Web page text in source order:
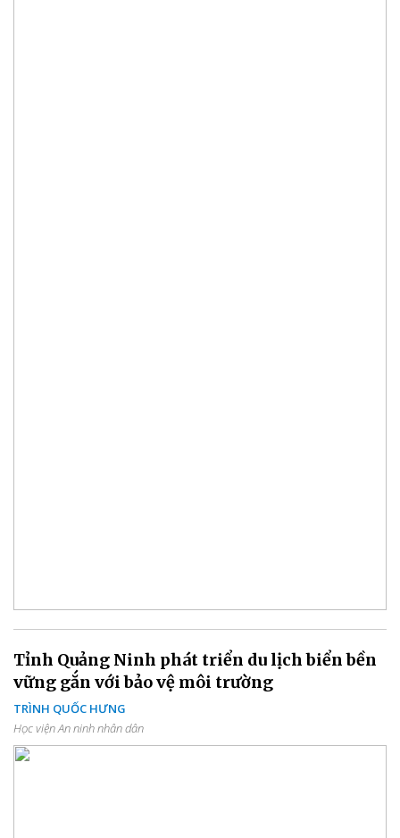
Tỉnh Quảng Ninh phát triển du lịch biển bền
vững gắn với bảo vệ môi trường
TRÌNH QUỐC HƯNG
Học viện An ninh nhân dân